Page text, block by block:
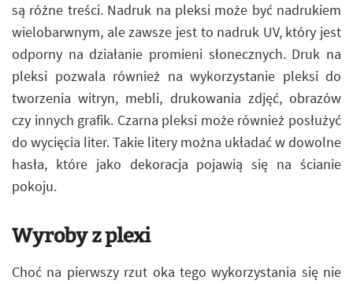
są różne treści. Nadruk na pleksi może być nadrukiem
wielobarwnym, ale zawsze jest to nadruk UV, który jest
odporny na działanie promieni słonecznych. Druk na
pleksi pozwala również na wykorzystanie pleksi do
tworzenia witryn, mebli, drukowania zdjęć, obrazów
czy innych grafik. Czarna pleksi może również posłużyć
do wycięcia liter. Takie litery można układać w dowolne
hasła, które jako dekoracja pojawią się na ścianie
pokoju.
Wyroby z plexi
Choć na pierwszy rzut oka tego wykorzystania się nie